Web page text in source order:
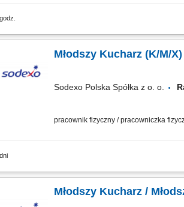
Przygotowywanie i produkcja dań
Młodszy Kucharz (K/M/X)
Sodexo Polska Spółka z o. o.
pracownik fizyczny / pracowniczka
Zakres obowiązków: Przygotowywanie
Młodszy Kucharz /